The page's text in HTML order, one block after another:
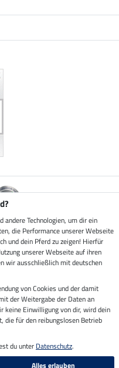
um 02:55
Versandkosten
Technologien, um dir ein
die Performance unserer Webseite
und dein Pferd zu zeigen! Hierfür
unserer Webseite auf ihren
wir ausschließlich mit deutschen
von Cookies und der damit
der Weitergabe der Daten an
keine Einwilligung von dir, wird dein
die für den reibungslosen Betrieb
du unter Datenschutz.
Alles erlauben